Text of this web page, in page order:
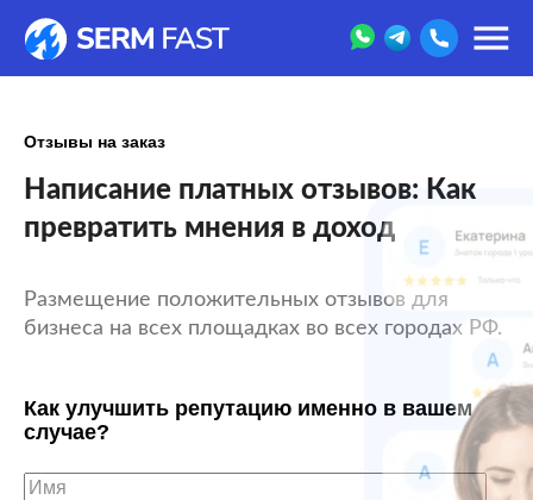
Отзывы на заказ
Написание платных отзывов: Как
превратить мнения в доход
Размещение положительных отзывов для
бизнеса на всех площадках во всех городах РФ.
Как улучшить репутацию именно в вашем
случае?